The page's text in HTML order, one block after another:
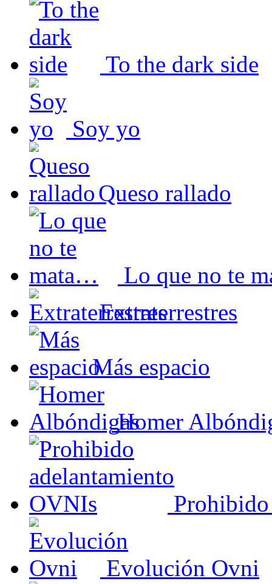
To the dark side
Soy yo
Queso rallado
Lo que no te
Extraterrestres
Más espacio
Homer
Evolución Ovni